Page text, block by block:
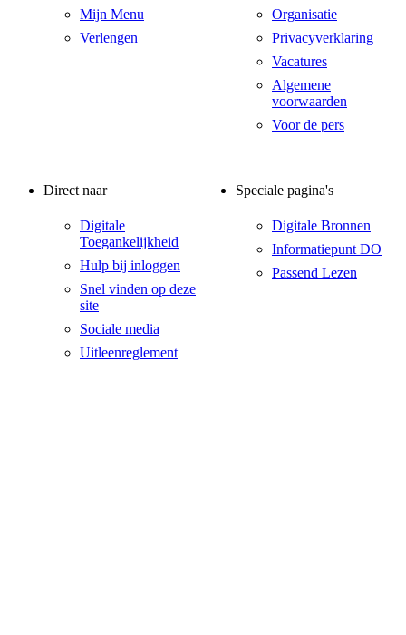
Mijn Menu
Verlengen
Organisatie
Privacyverklaring
Vacatures
Algemene
voorwaarden
Voor de pers
Direct naar
Digitale
Toegankelijkheid
Hulp bij inloggen
Snel vinden op deze
site
Sociale media
Uitleenreglement
Speciale pagina's
Digitale Bronnen
Informatiepunt DO
Passend Lezen